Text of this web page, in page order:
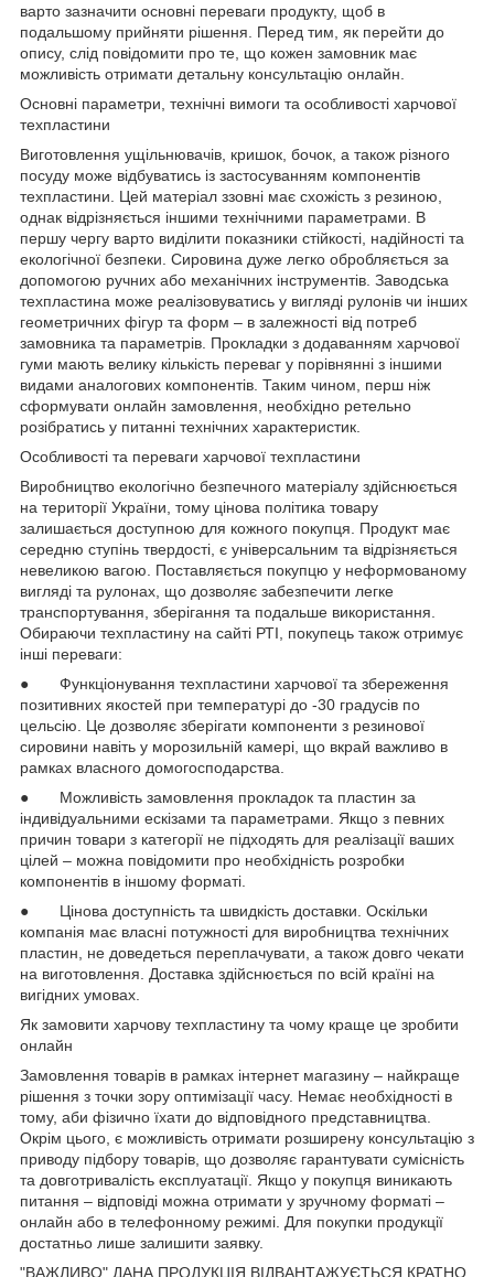
варто зазначити основні переваги продукту, щоб в
подальшому прийняти рішення. Перед тим, як перейти до
опису, слід повідомити про те, що кожен замовник має
можливість отримати детальну консультацію онлайн.
Основні параметри, технічні вимоги та особливості харчової
техпластини
Виготовлення ущільнювачів, кришок, бочок, а також різного
посуду може відбуватись із застосуванням компонентів
техпластини. Цей матеріал ззовні має схожість з резиною,
однак відрізняється іншими технічними параметрами. В
першу чергу варто виділити показники стійкості, надійності та
екологічної безпеки. Сировина дуже легко обробляється за
допомогою ручних або механічних інструментів. Заводська
техпластина може реалізовуватись у вигляді рулонів чи інших
геометричних фігур та форм – в залежності від потреб
замовника та параметрів. Прокладки з додаванням харчової
гуми мають велику кількість переваг у порівнянні з іншими
видами аналогових компонентів. Таким чином, перш ніж
сформувати онлайн замовлення, необхідно ретельно
розібратись у питанні технічних характеристик.
Особливості та переваги харчової техпластини
Виробництво екологічно безпечного матеріалу здійснюється
на території України, тому цінова політика товару
залишається доступною для кожного покупця. Продукт має
середню ступінь твердості, є універсальним та відрізняється
невеликою вагою. Поставляється покупцю у неформованому
вигляді та рулонах, що дозволяє забезпечити легке
транспортування, зберігання та подальше використання.
Обираючи техпластину на сайті РТІ, покупець також отримує
інші переваги:
● Функціонування техпластини харчової та збереження
позитивних якостей при температурі до -30 градусів по
цельсію. Це дозволяє зберігати компоненти з резинової
сировини навіть у морозильній камері, що вкрай важливо в
рамках власного домогосподарства.
● Можливість замовлення прокладок та пластин за
індивідуальними ескізами та параметрами. Якщо з певних
причин товари з категорії не підходять для реалізації ваших
цілей – можна повідомити про необхідність розробки
компонентів в іншому форматі.
● Цінова доступність та швидкість доставки. Оскільки
компанія має власні потужності для виробництва технічних
пластин, не доведеться переплачувати, а також довго чекати
на виготовлення. Доставка здійснюється по всій країні на
вигідних умовах.
Як замовити харчову техпластину та чому краще це зробити
онлайн
Замовлення товарів в рамках інтернет магазину – найкраще
рішення з точки зору оптимізації часу. Немає необхідності в
тому, аби фізично їхати до відповідного представництва.
Окрім цього, є можливість отримати розширену консультацію з
приводу підбору товарів, що дозволяє гарантувати сумісність
та довготривалість експлуатації. Якщо у покупця виникають
питання – відповіді можна отримати у зручному форматі –
онлайн або в телефонному режимі. Для покупки продукції
достатньо лише залишити заявку.
"ВАЖЛИВО" ДАНА ПРОДУКЦІЯ ВІДВАНТАЖУЄТЬСЯ КРАТНО